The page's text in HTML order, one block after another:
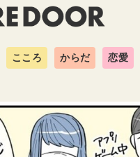
こころ からだ 恋愛